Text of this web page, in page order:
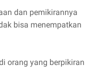
dan pemikirannya
bisa menempatkan
orang yang berpikiran